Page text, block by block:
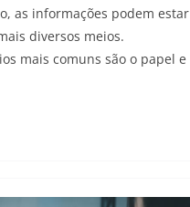
as informações podem estar
diversos meios.
mais comuns são o papel e